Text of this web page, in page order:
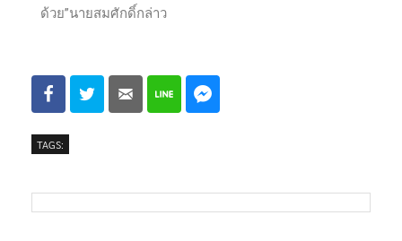
ด้วย”นายสมศักดิ์กล่าว
TAGS: